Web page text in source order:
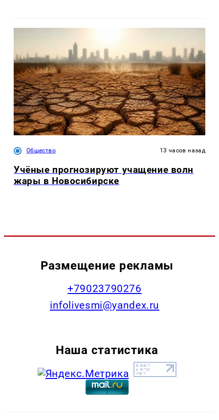
Общество 13 часов назад
Учёные прогнозируют учащение волн
жары в Новосибирске
Размещение рекламы
+79023790276
infolivesmi@yandex.ru
Наша статистика